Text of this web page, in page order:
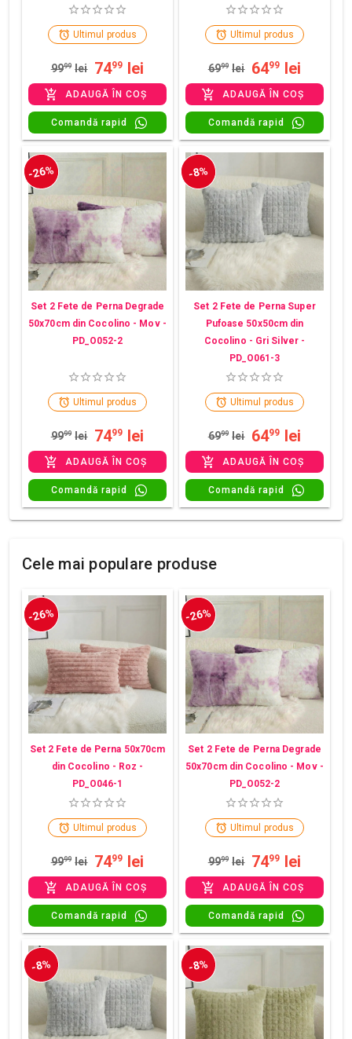
Ultimul produs
9999 lei 7499 lei
ADAUGĂ ÎN COȘ
Comandă rapid
Ultimul produs
6999 lei 6499 lei
ADAUGĂ ÎN COȘ
Comandă rapid
-26%
Set 2 Fete de Perna Degrade
50x70cm din Cocolino - Mov -
PD_O052-2
Ultimul produs
9999 lei 7499 lei
ADAUGĂ ÎN COȘ
Comandă rapid
-8%
Set 2 Fete de Perna Super
Pufoase 50x50cm din
Cocolino - Gri Silver -
PD_O061-3
Ultimul produs
6999 lei 6499 lei
ADAUGĂ ÎN COȘ
Comandă rapid
Cele mai populare produse
-26%
Set 2 Fete de Perna 50x70cm
din Cocolino - Roz -
PD_O046-1
Ultimul produs
9999 lei 7499 lei
ADAUGĂ ÎN COȘ
Comandă rapid
-26%
Set 2 Fete de Perna Degrade
50x70cm din Cocolino - Mov -
PD_O052-2
Ultimul produs
9999 lei 7499 lei
ADAUGĂ ÎN COȘ
Comandă rapid
-8% -8%